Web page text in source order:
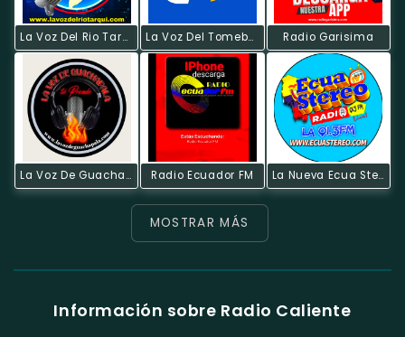
La Voz Del Rio Tarqui La Voz Del Tomebamba Radio Garisima
La Voz De Guachapala Radio Ecuador FM La Nueva Ecua Stereo
MOSTRAR MÁS
Información sobre Radio Caliente